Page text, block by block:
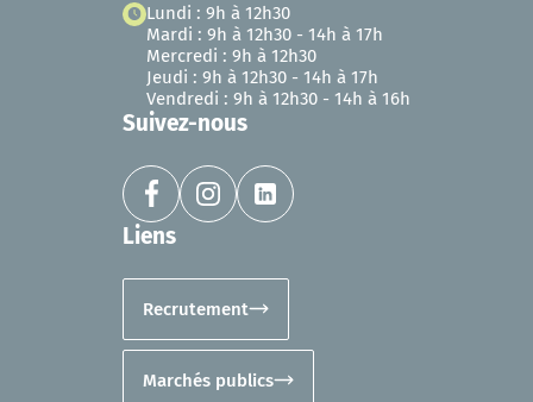
Lundi : 9h à 12h30
Mardi : 9h à 12h30 - 14h à 17h
Mercredi : 9h à 12h30
Jeudi : 9h à 12h30 - 14h à 17h
Vendredi : 9h à 12h30 - 14h à 16h
Suivez-nous
Liens
Recrutement
Marchés publics